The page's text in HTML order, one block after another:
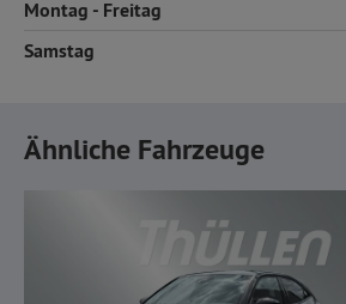
Montag - Freitag
Samstag
Ähnliche Fahrzeuge